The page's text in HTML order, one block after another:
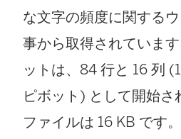
な文字の頻度に関する
事から取得されていま
ットは、84 行と 16 列
ピボット) として開始さ
ファイルは 16 KB です